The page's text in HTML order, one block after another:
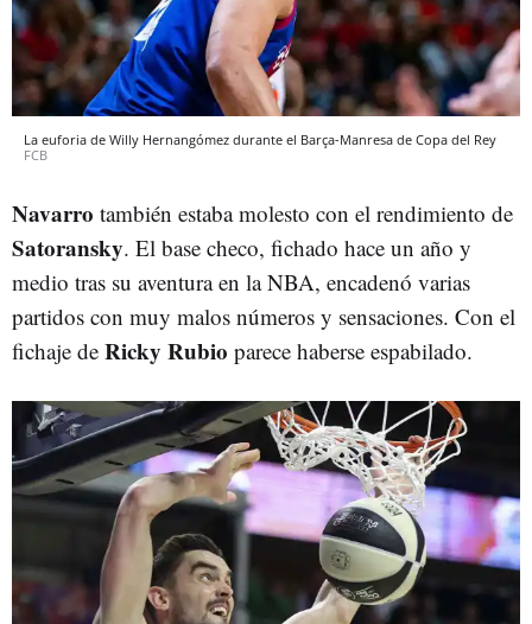
La euforia de Willy Hernangómez durante el Barça-Manresa de Copa del Rey
FCB
Navarro también estaba molesto con el rendimiento de
Satoransky. El base checo, fichado hace un año y
medio tras su aventura en la NBA, encadenó varias
partidos con muy malos números y sensaciones. Con el
fichaje de Ricky Rubio parece haberse espabilado.